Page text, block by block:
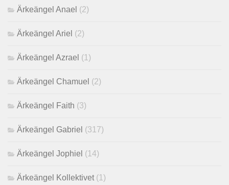
Ärkeängel Anael (2)
Ärkeängel Ariel (2)
Ärkeängel Azrael (1)
Ärkeängel Chamuel (2)
Ärkeängel Faith (3)
Ärkeängel Gabriel (317)
Ärkeängel Jophiel (14)
Ärkeängel Kollektivet (1)